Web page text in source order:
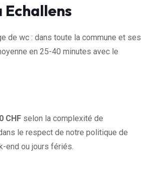
de wc : dans toute la commune et ses
en 25-40 minutes avec le
CHF selon la complexité de
le respect de notre politique de
end ou jours fériés.